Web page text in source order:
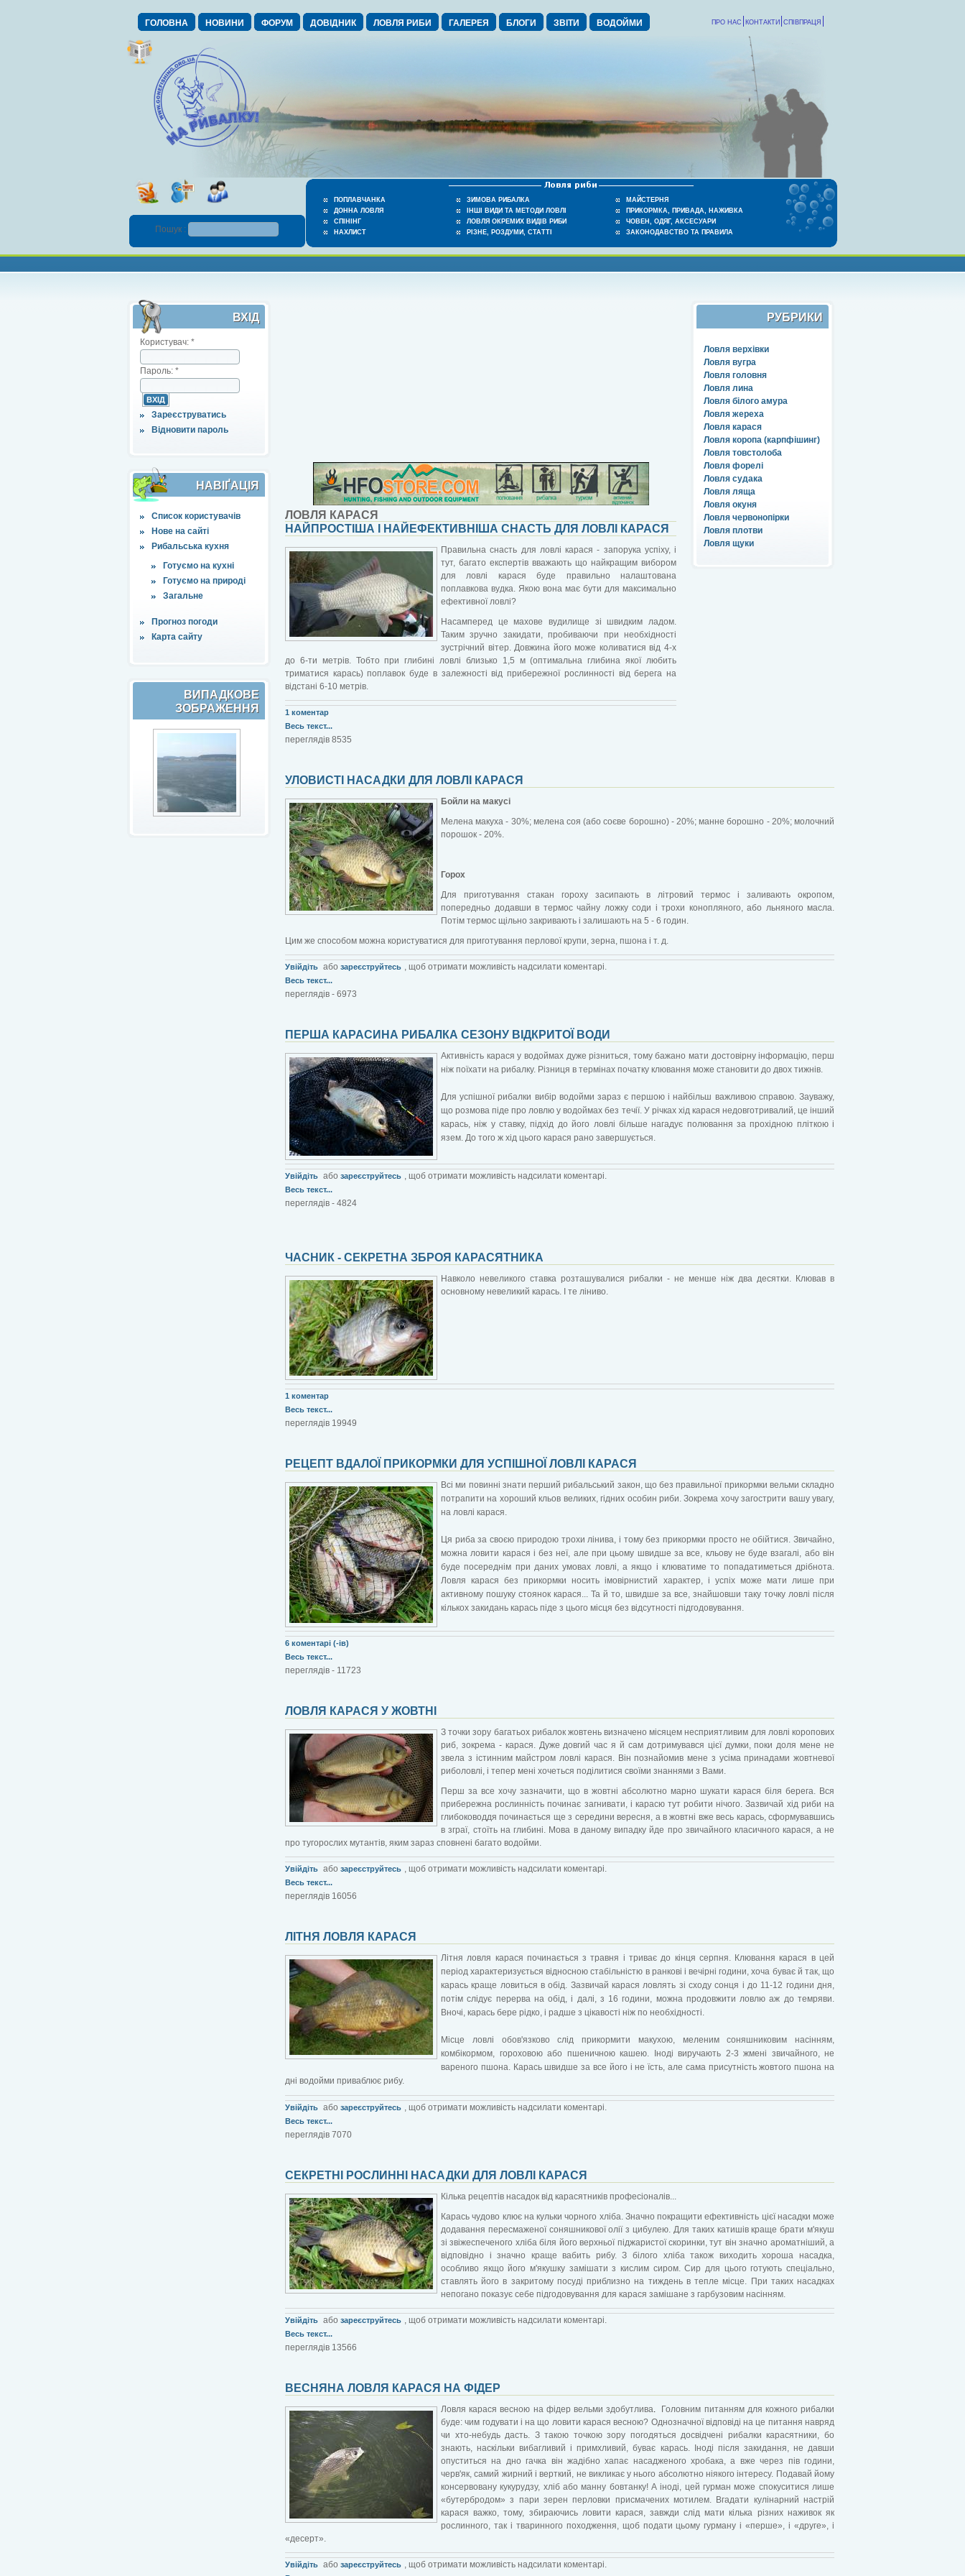
ГОЛОВНА НОВИНИ ФОРУМ ДОВІДНИК ЛОВЛЯ РИБИ ГАЛЕРЕЯ БЛОГИ ЗВІТИ ВОДОЙМИ СПІВПРАЦЯ
КОНТАКТИ
ПРО НАС
ПОПЛАВЧАНКА
ДОННА ЛОВЛЯ
СПІНІНГ
НАХЛИСТ
ЗИМОВА РИБАЛКА
ІНШІ ВИДИ ТА МЕТОДИ ЛОВЛІ
ЛОВЛЯ ОКРЕМИХ ВИДІВ РИБИ
РІЗНЕ, РОЗДУМИ, СТАТТІ
МАЙСТЕРНЯ
ПРИКОРМКА, ПРИВАДА, НАЖИВКА
ЧОВЕН, ОДЯГ, АКСЕСУАРИ
ЗАКОНОДАВСТВО ТА ПРАВИЛА
Пошук :
ВХІД
Користувач: *
Пароль: *
Зареєструватись
Відновити пароль
НАВІҐАЦІЯ
Список користувачів
Нове на сайті
Рибальська кухня
Готуємо на кухні
Готуємо на природі
Загальне
Прогноз погоди
Карта сайту
ВИПАДКОВЕ
ЗОБРАЖЕННЯ
РУБРИКИ
Ловля верхівки
Ловля вугра
Ловля головня
Ловля лина
Ловля білого амура
Ловля жереха
Ловля карася
Ловля коропа (карпфішинг)
Ловля товстолоба
Ловля форелі
Ловля судака
Ловля ляща
Ловля окуня
Ловля червонопірки
Ловля плотви
Ловля щуки
ЛОВЛЯ КАРАСЯ
НАЙПРОСТІША І НАЙЕФЕКТИВНІША СНАСТЬ ДЛЯ ЛОВЛІ КАРАСЯ
Правильна снасть для ловлі карася - запорука успіху, і
тут, багато експертів вважають що найкращим вибором
для ловлі карася буде правильно налаштована
поплавкова вудка. Якою вона має бути для максимально
ефективної ловлі?
Насамперед це махове вудилище зі швидким ладом.
Таким зручно закидати, пробиваючи при необхідності
зустрічний вітер. Довжина його може коливатися від 4-х
до 6-ти метрів. Тобто при глибині ловлі близько 1,5 м (оптимальна глибина якої любить
триматися карась) поплавок буде в залежності від прибережної рослинності від берега на
відстані 6-10 метрів.
1 коментар
Весь текст...
переглядів 8535
УЛОВИСТІ НАСАДКИ ДЛЯ ЛОВЛІ КАРАСЯ
Бойли на макусі
Мелена макуха - 30%; мелена соя (або соєве борошно) - 20%; манне борошно - 20%; молочний
порошок - 20%.
Горох
Для приготування стакан гороху засипають в літровий термос і заливають окропом,
попередньо додавши в термос чайну ложку соди і трохи конопляного, або льняного масла.
Потім термос щільно закривають і залишають на 5 - 6 годин.
Цим же способом можна користуватися для приготування перлової крупи, зерна, пшона і т. д.
Увійдіть або зареєструйтесь , щоб отримати можливість надсилати коментарі.
Весь текст...
переглядів - 6973
ПЕРША КАРАСИНА РИБАЛКА СЕЗОНУ ВІДКРИТОЇ ВОДИ
Активність карася у водоймах дуже різниться, тому бажано мати достовірну інформацію, перш
ніж поїхати на рибалку. Різниця в термінах початку клювання може становити до двох тижнів.
Для успішної рибалки вибір водойми зараз є першою і найбільш важливою справою. Зауважу,
що розмова піде про ловлю у водоймах без течії. У річках хід карася недовготривалий, це інший
карась, ніж у ставку, підхід до його ловлі більше нагадує полювання за прохідною пліткою і
язем. До того ж хід цього карася рано завершується.
Увійдіть або зареєструйтесь , щоб отримати можливість надсилати коментарі.
Весь текст...
переглядів - 4824
ЧАСНИК - СЕКРЕТНА ЗБРОЯ КАРАСЯТНИКА
Навколо невеликого ставка розташувалися рибалки - не менше ніж два десятки. Клював в
основному невеликий карась. І те ліниво.
1 коментар
Весь текст...
переглядів 19949
РЕЦЕПТ ВДАЛОЇ ПРИКОРМКИ ДЛЯ УСПІШНОЇ ЛОВЛІ КАРАСЯ
Всі ми повинні знати перший рибальський закон, що без правильної прикормки вельми складно
потрапити на хороший кльов великих, гідних особин риби. Зокрема хочу загострити вашу увагу,
на ловлі карася.
Ця риба за своєю природою трохи лінива, і тому без прикормки просто не обійтися. Звичайно,
можна ловити карася і без неї, але при цьому швидше за все, кльову не буде взагалі, або він
буде посереднім при даних умовах ловлі, а якщо і клюватиме то попадатиметься дрібнота.
Ловля карася без прикормки носить імовірнистий характер, і успіх може мати лише при
активному пошуку стоянок карася... Та й то, швидше за все, знайшовши таку точку ловлі після
кількох закидань карась піде з цього місця без відсутності підгодовування.
6 коментарі (-ів)
Весь текст...
переглядів - 11723
ЛОВЛЯ КАРАСЯ У ЖОВТНІ
З точки зору багатьох рибалок жовтень визначено місяцем несприятливим для ловлі коропових
риб, зокрема - карася. Дуже довгий час я й сам дотримувався цієї думки, поки доля мене не
звела з істинним майстром ловлі карася. Він познайомив мене з усіма принадами жовтневої
риболовлі, і тепер мені хочеться поділитися своїми знаннями з Вами.
Перш за все хочу зазначити, що в жовтні абсолютно марно шукати карася біля берега. Вся
прибережна рослинність починає загнивати, і карасю тут робити нічого. Зазвичай хід риби на
глибоководдя починається ще з середини вересня, а в жовтні вже весь карась, сформувавшись
в зграї, стоїть на глибині. Мова в даному випадку йде про звичайного класичного карася, а не
про тугорослих мутантів, яким зараз сповнені багато водойми.
Увійдіть або зареєструйтесь , щоб отримати можливість надсилати коментарі.
Весь текст...
переглядів 16056
ЛІТНЯ ЛОВЛЯ КАРАСЯ
Літня ловля карася починається з травня і триває до кінця серпня. Клювання карася в цей
період характеризується відносною стабільністю в ранкові і вечірні години, хоча буває й так, що
карась краще ловиться в обід. Зазвичай карася ловлять зі сходу сонця і до 11-12 години дня,
потім слідує перерва на обід, і далі, з 16 години, можна продовжити ловлю аж до темряви.
Вночі, карась бере рідко, і радше з цікавості ніж по необхідності.
Місце ловлі обов'язково слід прикормити макухою, меленим соняшниковим насінням,
комбікормом, гороховою або пшеничною кашею. Іноді виручають 2-3 жмені звичайного, не
вареного пшона. Карась швидше за все його і не їсть, але сама присутність жовтого пшона на
дні водойми приваблює рибу.
Увійдіть або зареєструйтесь , щоб отримати можливість надсилати коментарі.
Весь текст...
переглядів 7070
СЕКРЕТНІ РОСЛИННІ НАСАДКИ ДЛЯ ЛОВЛІ КАРАСЯ
Кілька рецептів насадок від карасятників професіоналів...
Карась чудово клює на кульки чорного хліба. Значно покращити ефективність цієї насадки може
додавання пересмаженої соняшникової олії з цибулею. Для таких катишів краще брати м'якуш
зі звіжеспеченого хліба біля його верхньої піджаристої скоринки, тут він значно ароматніший, а
відповідно і значно краще вабить рибу. З білого хліба також виходить хороша насадка,
особливо якщо його м'якушку замішати з кислим сиром. Сир для цього готують спеціально,
ставлять його в закритому посуді приблизно на тиждень в тепле місце. При таких насадках
непогано показує себе підгодовування для карася замішане з гарбузовим насінням.
Увійдіть або зареєструйтесь , щоб отримати можливість надсилати коментарі.
Весь текст...
переглядів 13566
ВЕСНЯНА ЛОВЛЯ КАРАСЯ НА ФІДЕР
Ловля карася весною на фідер вельми здобутлива
Головним питанням для кожного рибалки
буде: чим годувати і на що ловити карася весною? Однозначної відповіді на це питання навряд
чи хто-небудь дасть. З такою точкою зору погодяться досвідчені рибалки карасятники, бо
знають, наскільки вибагливий і примхливий, буває карась. Іноді після закидання, не давши
опуститься на дно гачка він жадібно хапає насадженого хробака, а вже через пів години,
черв'як, самий жирний і верткий, не викликає у нього абсолютно ніякого інтересу. Подавай йому
консервовану кукурудзу, хліб або манну бовтанку! А іноді, цей гурман може спокуситися лише
«бутербродом» з пари зерен перловки присмачених мотилем. Вгадати кулінарний настрій
карася важко, тому, збираючись ловити карася, завжди слід мати кілька різних наживок як
рослинного, так і тваринного походження, щоб подати цьому гурману і «перше», і «друге», і
«десерт».
Увійдіть або зареєструйтесь , щоб отримати можливість надсилати коментарі.